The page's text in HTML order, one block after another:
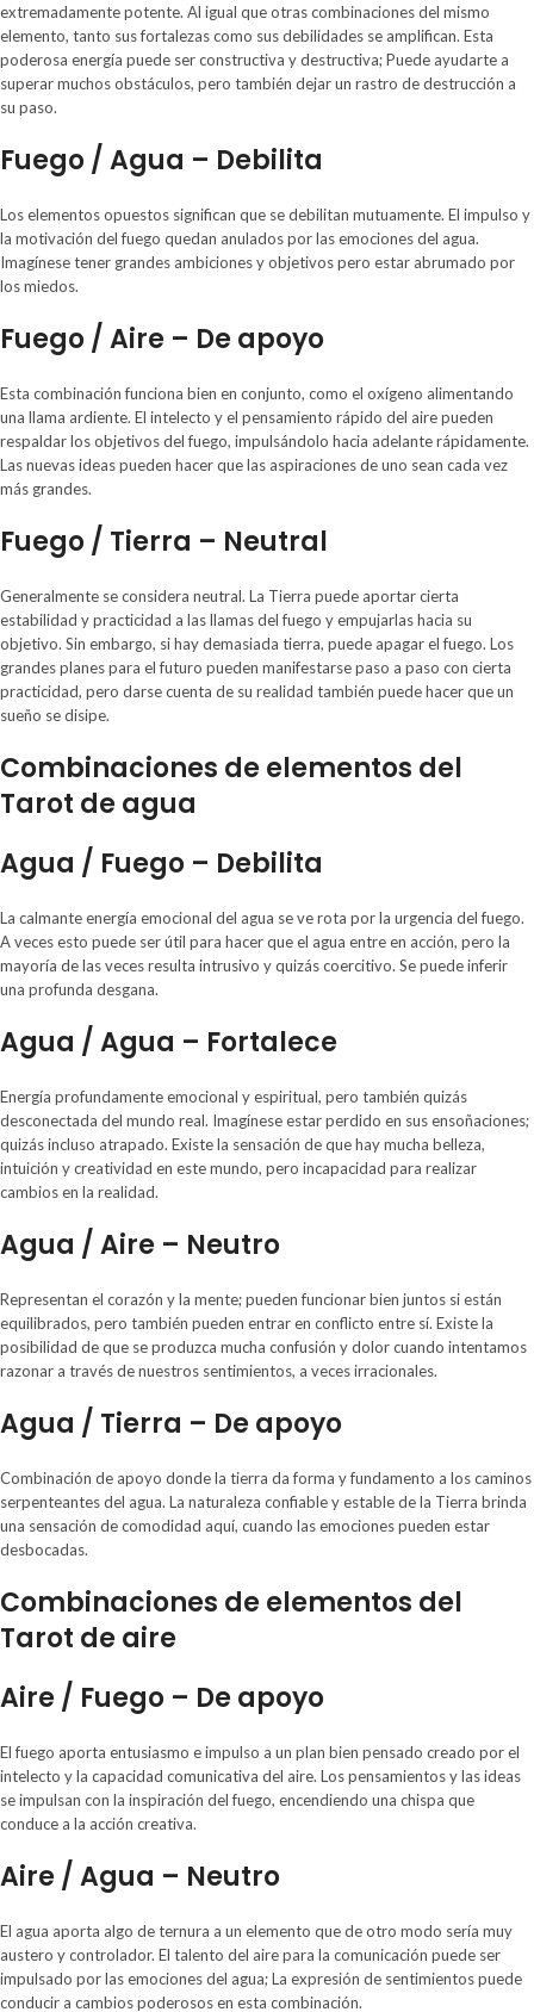
extremadamente potente. Al igual que otras combinaciones del mismo
elemento, tanto sus fortalezas como sus debilidades se amplifican. Esta
poderosa energía puede ser constructiva y destructiva; Puede ayudarte a
superar muchos obstáculos, pero también dejar un rastro de destrucción a
su paso.
Fuego / Agua – Debilita
Los elementos opuestos significan que se debilitan mutuamente. El impulso y
la motivación del fuego quedan anulados por las emociones del agua.
Imagínese tener grandes ambiciones y objetivos pero estar abrumado por
los miedos.
Fuego / Aire – De apoyo
Esta combinación funciona bien en conjunto, como el oxígeno alimentando
una llama ardiente. El intelecto y el pensamiento rápido del aire pueden
respaldar los objetivos del fuego, impulsándolo hacia adelante rápidamente.
Las nuevas ideas pueden hacer que las aspiraciones de uno sean cada vez
más grandes.
Fuego / Tierra – Neutral
Generalmente se considera neutral. La Tierra puede aportar cierta
estabilidad y practicidad a las llamas del fuego y empujarlas hacia su
objetivo. Sin embargo, si hay demasiada tierra, puede apagar el fuego. Los
grandes planes para el futuro pueden manifestarse paso a paso con cierta
practicidad, pero darse cuenta de su realidad también puede hacer que un
sueño se disipe.
Combinaciones de elementos del
Tarot de agua
Agua / Fuego – Debilita
La calmante energía emocional del agua se ve rota por la urgencia del fuego.
A veces esto puede ser útil para hacer que el agua entre en acción, pero la
mayoría de las veces resulta intrusivo y quizás coercitivo. Se puede inferir
una profunda desgana.
Agua / Agua – Fortalece
Energía profundamente emocional y espiritual, pero también quizás
desconectada del mundo real. Imagínese estar perdido en sus ensoñaciones;
quizás incluso atrapado. Existe la sensación de que hay mucha belleza,
intuición y creatividad en este mundo, pero incapacidad para realizar
cambios en la realidad.
Agua / Aire – Neutro
Representan el corazón y la mente; pueden funcionar bien juntos si están
equilibrados, pero también pueden entrar en conflicto entre sí. Existe la
posibilidad de que se produzca mucha confusión y dolor cuando intentamos
razonar a través de nuestros sentimientos, a veces irracionales.
Agua / Tierra – De apoyo
Combinación de apoyo donde la tierra da forma y fundamento a los caminos
serpenteantes del agua. La naturaleza confiable y estable de la Tierra brinda
una sensación de comodidad aquí, cuando las emociones pueden estar
desbocadas.
Combinaciones de elementos del
Tarot de aire
Aire / Fuego – De apoyo
El fuego aporta entusiasmo e impulso a un plan bien pensado creado por el
intelecto y la capacidad comunicativa del aire. Los pensamientos y las ideas
se impulsan con la inspiración del fuego, encendiendo una chispa que
conduce a la acción creativa.
Aire / Agua – Neutro
El agua aporta algo de ternura a un elemento que de otro modo sería muy
austero y controlador. El talento del aire para la comunicación puede ser
impulsado por las emociones del agua; La expresión de sentimientos puede
conducir a cambios poderosos en esta combinación.